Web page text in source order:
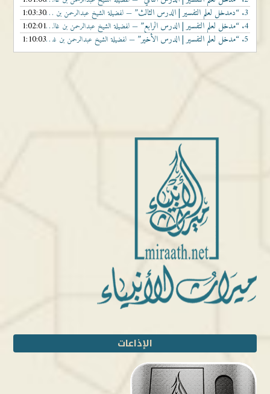
3. “دمدخل لعلم التفسير | الدرس الثالث” — لفضيلة الشيخ عبدالرحمن بن غالب المواسي حفظه الله
1:03:30
4. “مدخل لعلم التفسير | الدرس الرابع” — لفضيلة الشيخ عبدالرحمن بن غالب المواسي حفظه الله
1:02:01
5. “مدخل لعلم التفسير | الدرس الأخير” — لفضيلة الشيخ عبدالرحمن بن غالب المواسي حفظه الله 1:10:03
الإذاعات